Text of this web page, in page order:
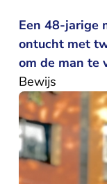
Een 48-jarige
ontucht met
om de man te
Bewijs